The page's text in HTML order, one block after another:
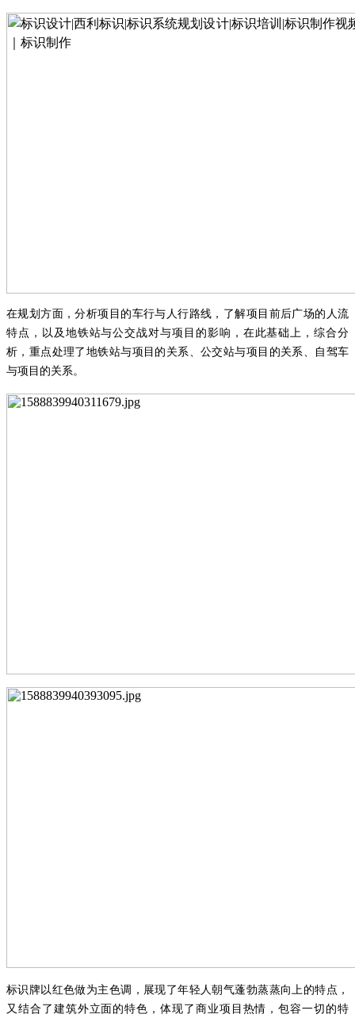
在规划方面，分析项目的车行与人行路线，了解项目前后广场的人流
特点 ，以及 地铁站与公交战对与项目的影响 ，在此基础上，综合分
析，重点处理了地铁站与项目的关系、公交站与项目的关系、自驾车
与项目的关系 。
标识牌以红色做为主色调，展现了年轻人朝气蓬勃蒸蒸向上的特点，
又结合了建筑外立面的特色，体现了商业项目热情，包容一切的特